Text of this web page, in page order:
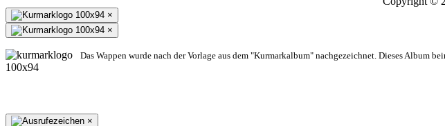
×
×
Das Wappen wurde nach der Vorlage aus dem "Kurmarkalbum" nachgezeichnet. Dieses Album
×